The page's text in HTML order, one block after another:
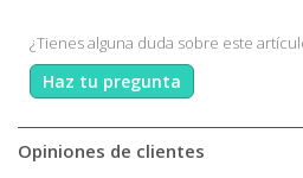
¿Tienes alguna duda sobre este
Haz tu pregunta
Opiniones de clientes